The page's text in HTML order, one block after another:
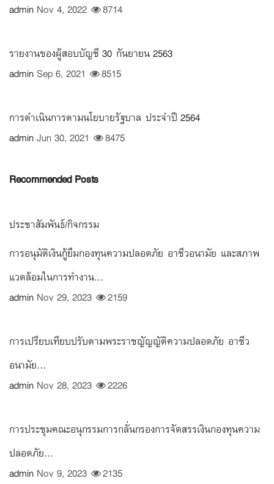
admin Nov 4, 2022 8714
รายงานของผู้สอบบัญชี 30 กันยายน 2563
admin Sep 6, 2021 8515
การดำเนินการตามนโยบายรัฐบาล ประจำปี 2564
adminJun 30, 2021 8475
Recommended Posts
ประชาสัมพันธ์/กิจกรรม
การอนุมัติเงินกู้ยืมกองทุนความปลอดภัย อาชีวอนามัย และสภาพ
แวดล้อมในการทำงาน...
admin Nov 29, 2023 2159
การเปรียบเทียบปรับตามพระราชญัญญัติความปลอดภัย อาชีว
อนามัย...
admin Nov 28, 2023 2226
การประชุมคณะอนุกรรมการกลั่นกรองการจัดสรรเงินกองทุนความ
ปลอดภัย...
admin Nov 9, 2023 2135